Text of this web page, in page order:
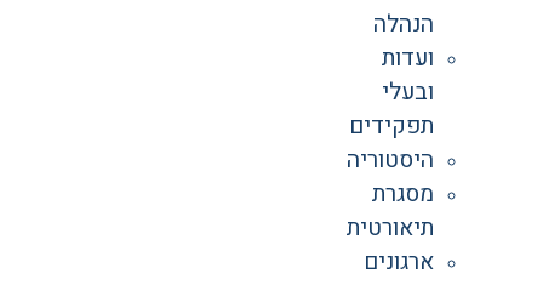
הנהלה
ועדות
ובעלי
תפקידים
היסטוריה
מסגרת
תיאורטית
ארגונים